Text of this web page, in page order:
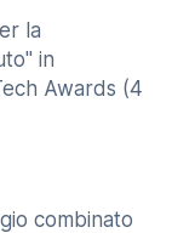
la
in
Awards (4
combinato